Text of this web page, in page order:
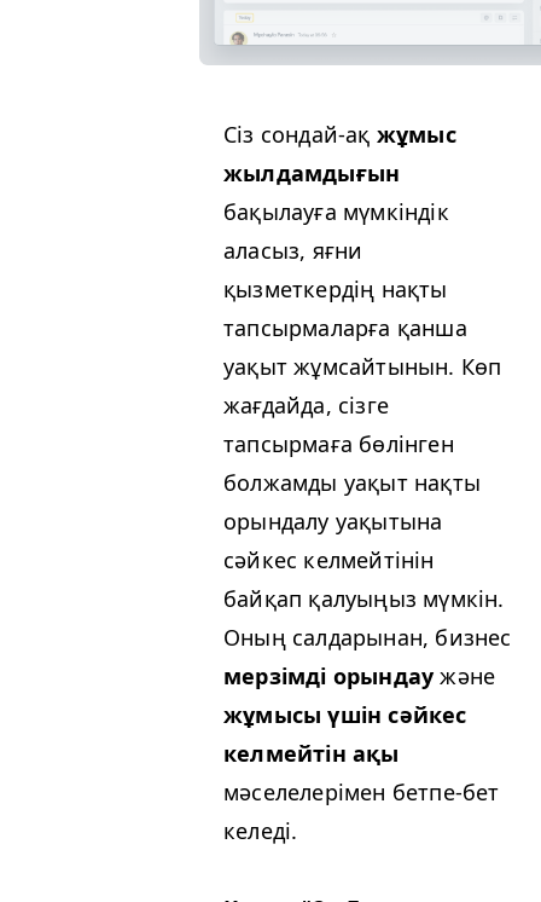
Сіз сондай-ақ жұмыс
жылдамдығын
бақылауға мүмкіндік
аласыз, яғни
қызметкердің нақты
тапсырмаларға қанша
уақыт жұмсайтынын. Көп
жағдайда, сізге
тапсырмаға бөлінген
болжамды уақыт нақты
орындалу уақытына
сәйкес келмейтінін
байқап қалуыңыз мүмкін.
Оның салдарынан, бизнес
мерзімді орындау және
жұмысы үшін сәйкес
келмейтін ақы
мәселелерімен бетпе-бет
келеді.